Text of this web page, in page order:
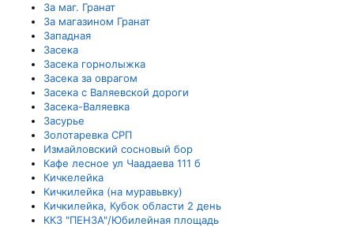
За маг. Гранат
За магазином Гранат
Западная
Засека
Засека горнолыжка
Засека за оврагом
Засека с Валяевской дороги
Засека-Валяевка
Засурье
Золотаревка СРП
Измайловский сосновый бор
Кафе лесное ул Чаадаева 111 б
Кичкелейка
Кичкилейка (на муравьвку)
Кичкилейка, Кубок области 2 день
ККЗ "ПЕНЗА"/Юбилейная площадь